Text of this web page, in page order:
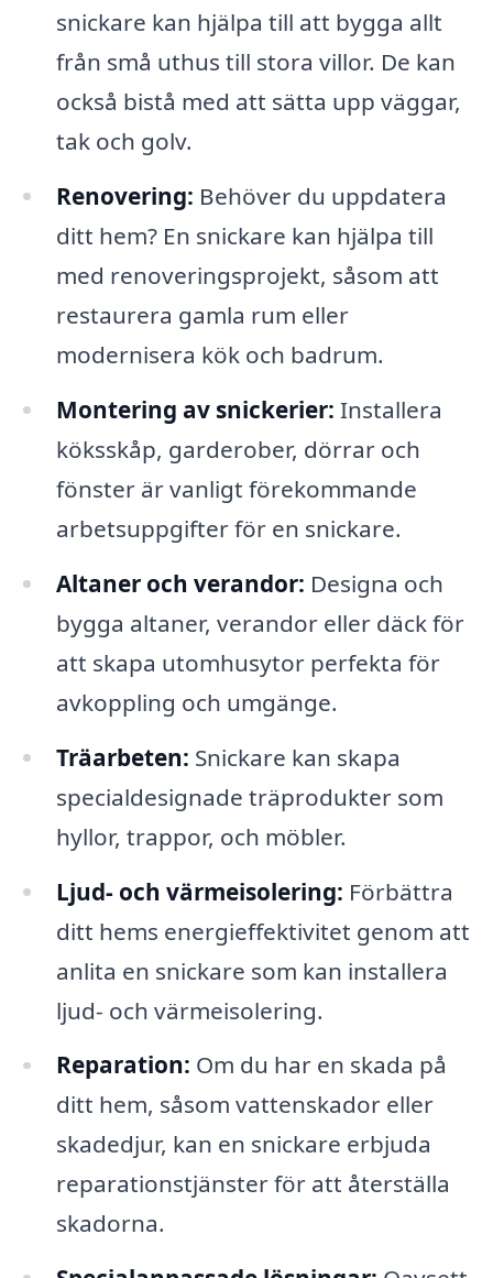
snickare kan hjälpa till att bygga allt
från små uthus till stora villor. De kan
också bistå med att sätta upp väggar,
tak och golv.
Renovering: Behöver du uppdatera
ditt hem? En snickare kan hjälpa till
med renoveringsprojekt, såsom att
restaurera gamla rum eller
modernisera kök och badrum.
Montering av snickerier: Installera
köksskåp, garderober, dörrar och
fönster är vanligt förekommande
arbetsuppgifter för en snickare.
Altaner och verandor: Designa och
bygga altaner, verandor eller däck för
att skapa utomhusytor perfekta för
avkoppling och umgänge.
Träarbeten: Snickare kan skapa
specialdesignade träprodukter som
hyllor, trappor, och möbler.
Ljud- och värmeisolering: Förbättra
ditt hems energieffektivitet genom att
anlita en snickare som kan installera
ljud- och värmeisolering.
Reparation: Om du har en skada på
ditt hem, såsom vattenskador eller
skadedjur, kan en snickare erbjuda
reparationstjänster för att återställa
skadorna.